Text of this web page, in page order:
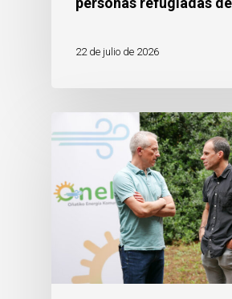
22 de julio de 2026